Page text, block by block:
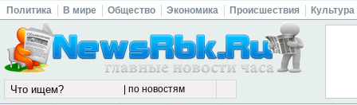
Политика В мире Общество Экономика Происшествия Культура